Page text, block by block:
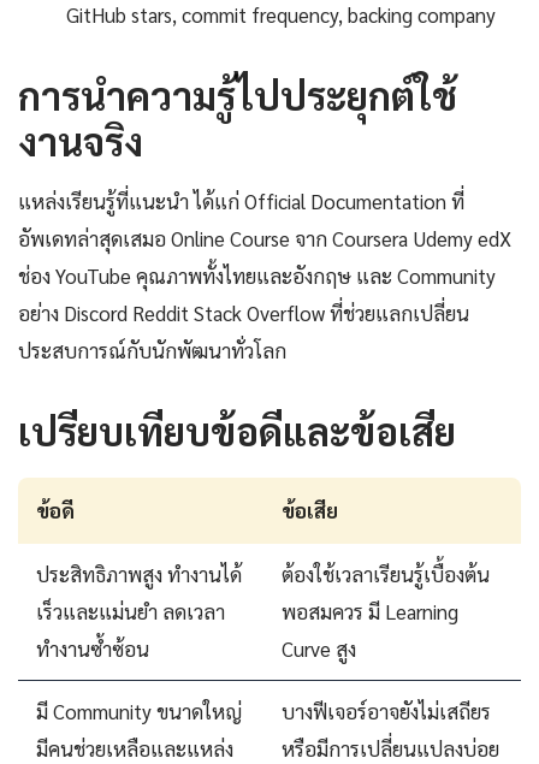
GitHub stars, commit frequency, backing company
การนำความรู้ไปประยุกต์ใช้
งานจริง
แหล่งเรียนรู้ที่แนะนำ ได้แก่ Official Documentation ที่
อัพเดทล่าสุดเสมอ Online Course จาก Coursera Udemy edX
ช่อง YouTube คุณภาพทั้งไทยและอังกฤษ และ Community
อย่าง Discord Reddit Stack Overflow ที่ช่วยแลกเปลี่ยน
ประสบการณ์กับนักพัฒนาทั่วโลก
เปรียบเทียบข้อดีและข้อเสีย
ข้อดี ข้อเสีย
ประสิทธิภาพสูง ทำงานได้
เร็วและแม่นยำ ลดเวลา
ทำงานซ้ำซ้อน
ต้องใช้เวลาเรียนรู้เบื้องต้น
พอสมควร มี Learning
Curve สูง
มี Community ขนาดใหญ่
มีคนช่วยเหลือและแหล่ง
บางฟีเจอร์อาจยังไม่เสถียร
หรือมีการเปลี่ยนแปลงบ่อย